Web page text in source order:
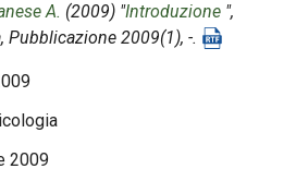
A. (2009) "Introduzione ",
, Pubblicazione 2009(1), -.
2009